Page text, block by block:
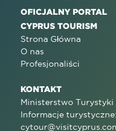
OFICJALNY PORTAL
CYPRUS TOURISM
Strona Główna
O nas
Profesjonaliści
KONTAKT
Ministerstwo Turystyki
Informacje turystyczne: